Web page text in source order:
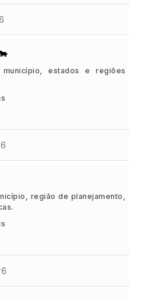
estados e regiões
região de planejamento,